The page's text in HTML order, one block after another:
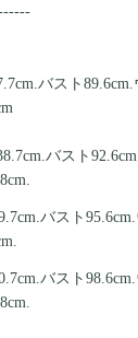
バスト
cm.バスト
cm.バスト
cm.バスト